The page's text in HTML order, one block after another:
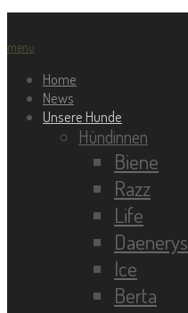
menu
Home
News
Unsere Hunde
Hündinnen
Biene
Razz
Life
Daenerys
Ice
Berta